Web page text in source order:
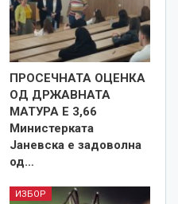
ПРОСЕЧНАТА ОЦЕНКА
ОД ДРЖАВНАТА
МАТУРА Е 3,66
Министерката
Јаневска е задоволна
од…
ИЗБОР